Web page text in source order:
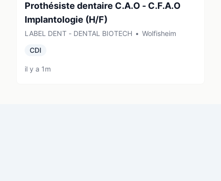
Prothésiste dentaire C.A.O - C.F.A.O
Implantologie (H/F)
LABEL DENT - DENTAL BIOTECH • Wolfisheim
CDI
il y a 1m